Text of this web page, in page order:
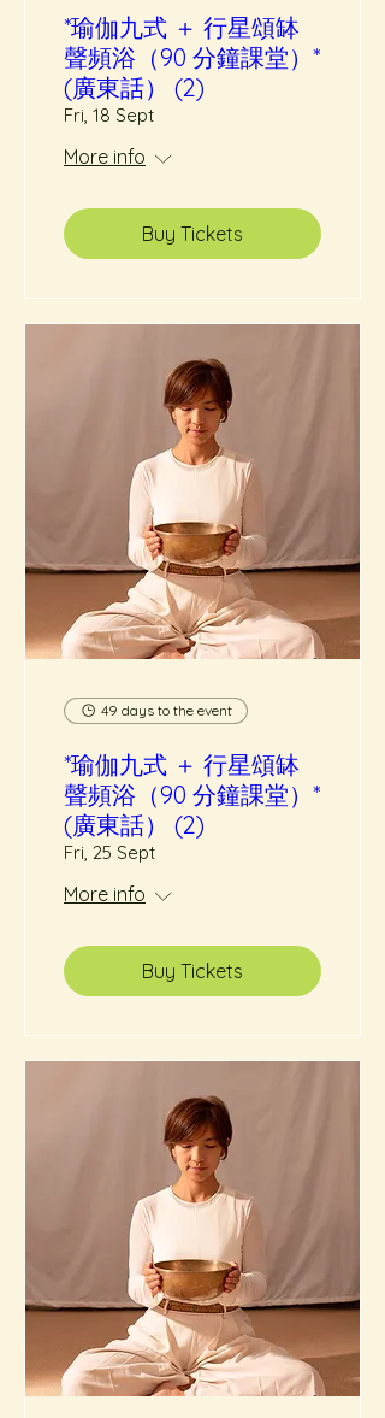
*瑜伽九式 ＋ 行星頌缽
聲頻浴（90 分鐘課堂）*
(廣東話） (2)
Fri, 18 Sept
More info
Buy Tickets
49 days to the event
*瑜伽九式 ＋ 行星頌缽
聲頻浴（90 分鐘課堂）*
(廣東話） (2)
Fri, 25 Sept
More info
Buy Tickets